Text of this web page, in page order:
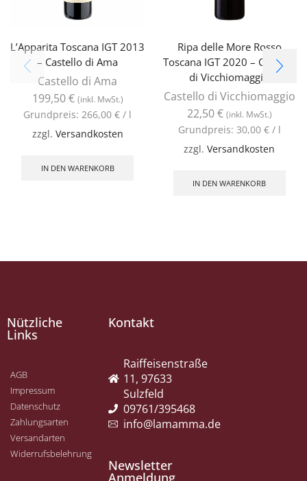
L’Apparita Toscana IGT 2013
– Castello di Ama
Castello di Ama
199,50€ (inkl. MwSt.)
Grundpreis:266,00€ / l
zzgl. Versandkosten
IN DEN WARENKORB
Ripa delle More Rosso
Toscana IGT 2020 – Castello
di Vicchiomaggio
Castello di Vicchiomaggio
22,50€ (inkl. MwSt.)
Grundpreis: 30,00 €/ l
zzgl.Versandkosten
IN DEN WARENKORB
Kontakt
Raiffeisenstraße
11, 97633
Sulzfeld
09761/395468
info@lamamma.de
Newsletter
Anmeldung
Nützliche
Links
AGB
Impressum
Datenschutz
Zahlungsarten
Versandarten
Widerrufsbelehrung